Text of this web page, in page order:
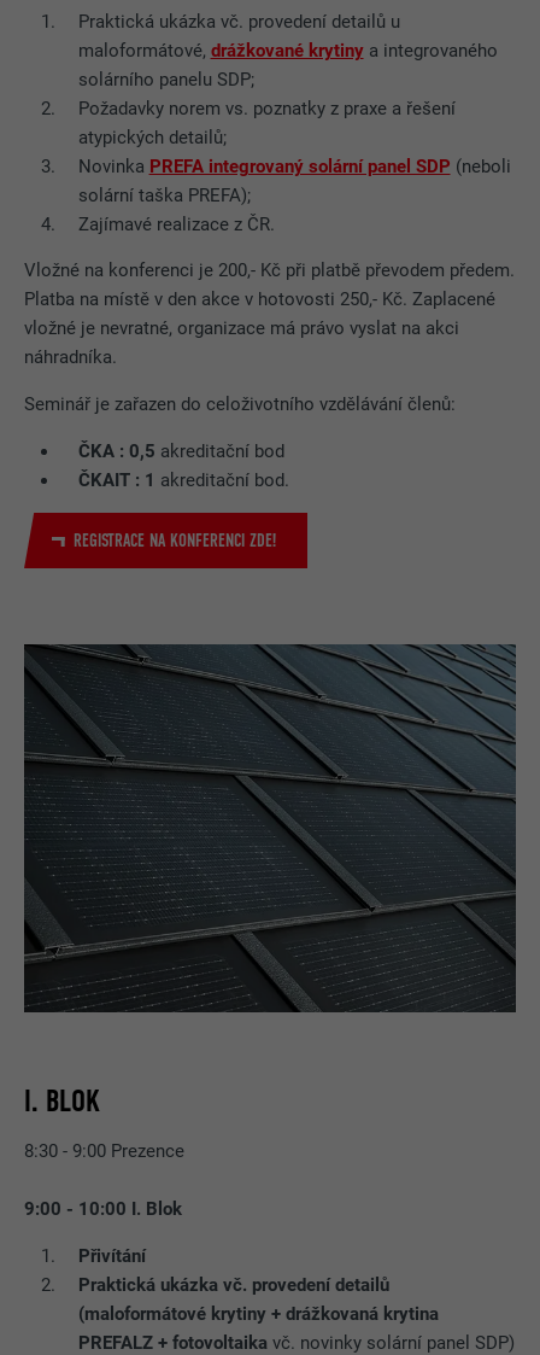
Praktická ukázka vč. provedení detailů u
maloformátové, drážkované krytinya integrovaného
solárního panelu SDP;
Požadavky norem vs. poznatky z praxe a řešení
atypických detailů;
Novinka PREFA integrovaný solární panel SDP (neboli
solární taška PREFA);
Zajímavé realizace z ČR.
Vložné na konferenci je 200,- Kč při platbě převodem předem.
Platba na místě v den akce v hotovosti 250,- Kč. Zaplacené
vložné je nevratné, organizace má právo vyslat na akci
náhradníka.
Seminář je zařazen do celoživotního vzdělávání členů:
ČKA : 0,5 akreditační bod
ČKAIT : 1 akreditační bod.
REGISTRACE NA KONFERENCI ZDE!
I. BLOK
8:30 - 9:00 Prezence
9:00 - 10:00 I. Blok
Přivítání
Praktická ukázka vč. provedení detailů
(maloformátové krytiny + drážkovaná krytina
PREFALZ + fotovoltaikavč. novinky solární panel SDP)